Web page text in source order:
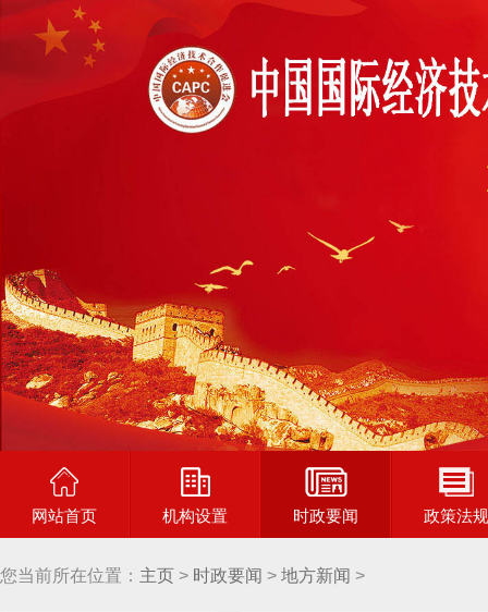
网站首页 机构设置 时政要闻 政策法规
您当前所在位置： 主页 > 时政要闻 > 地方新闻 >